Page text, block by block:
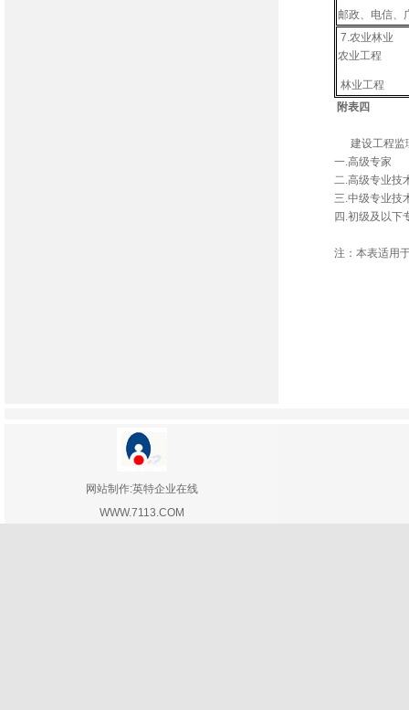
邮政、电信
7.农业林业
农业工程
林业工程
附表四
建设工程监
一.高
二.高级专业
三.中级专业
四.初级及以
注：本表适用
网站制作:英特企业在线
WWW.7113.COM